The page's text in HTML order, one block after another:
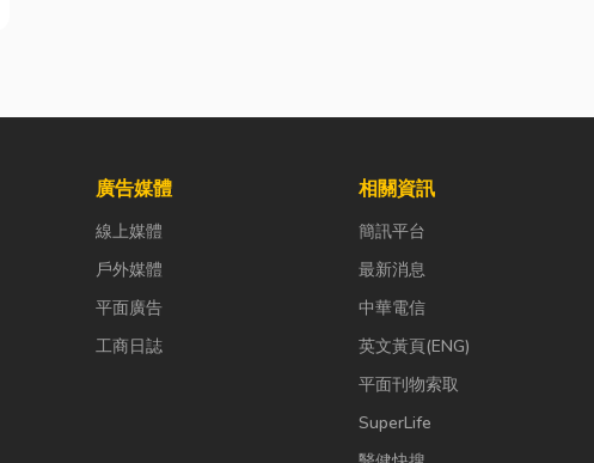
廣告媒體
線上媒體
戶外媒體
平面廣告
工商日誌
相關資訊
簡訊平台
最新消息
中華電信
英文黃頁(ENG)
平面刊物索取
SuperLife